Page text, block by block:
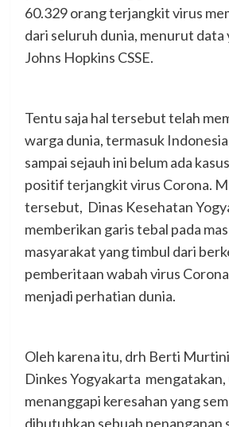
60.329 orang terjangkit virus
dari seluruh dunia, menurut data
Johns Hopkins CSSE.
Tentu saja hal tersebut telah
warga dunia, termasuk
sampai sejauh ini belum ada
positif terjangkit virus Corona.
tersebut, Dinas Kesehatan
memberikan garis tebal pada
masyarakat yang timbul dari
pemberitaan wabah virus
menjadi perhatian dunia.
Oleh karena itu, drh Berti
Dinkes Yogyakarta
menanggapi keresahan yang
dibutuhkan sebuah penanganan